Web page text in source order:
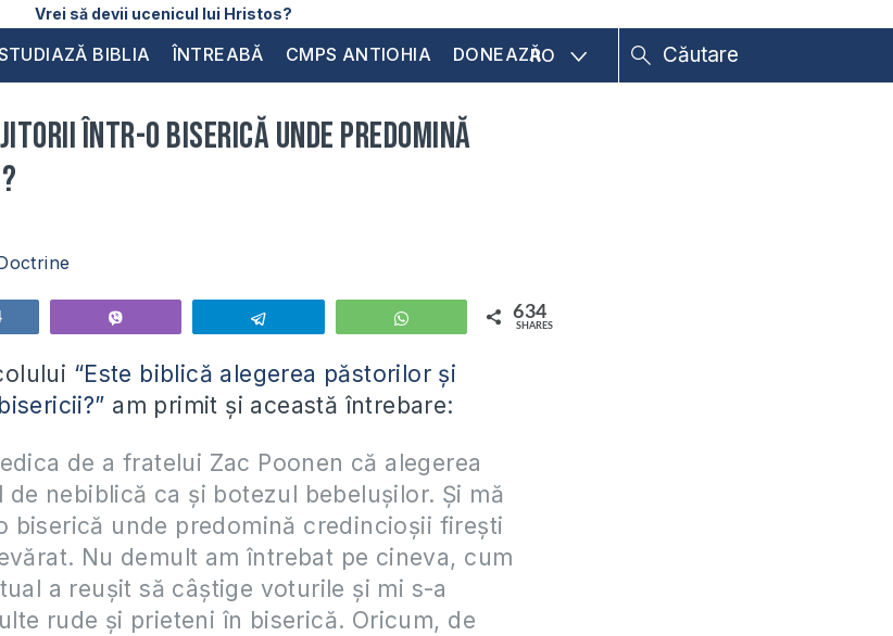
Vrei să devii ucenicul lui Hristos?
BIBLIA ÎNTREABĂ CMPS ANTIOHIA DONEAZĂRO
într-o biserică unde predomină
WhatsApp 634
SHARES
“Este biblică alegerea păstorilor și
am primit și această întrebare:
de a fratelui Zac Poonen că alegerea
de nebiblică ca și botezul bebelușilor. Și mă
biserică unde predomină credincioșii firești
Nu demult am întrebat pe cineva, cum
a reușit să câștige voturile și mi s-a
rude și prieteni în biserică. Oricum, de